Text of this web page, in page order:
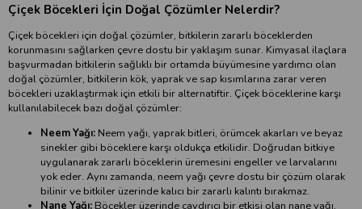
Çiçek Böcekleri İçin Doğal Çözümler Nelerdir?
Çiçek böcekleri için doğal çözümler, bitkilerin zararlı böceklerden
korunmasını sağlarken çevre dostu bir yaklaşım sunar. Kimyasal ilaçlara
başvurmadan bitkilerin sağlıklı bir ortamda büyümesine yardımcı olan
doğal çözümler, bitkilerin kök, yaprak ve sap kısımlarına zarar veren
böcekleri uzaklaştırmak için etkili bir alternatiftir. Çiçek böceklerine karşı
kullanılabilecek bazı doğal çözümler:
Neem Yağı: Neem yağı, yaprak bitleri, örümcek akarları ve beyaz
sinekler gibi böceklere karşı oldukça etkilidir. Doğrudan bitkiye
uygulanarak zararlı böceklerin üremesini engeller ve larvalarını
yok eder. Aynı zamanda, neem yağı çevre dostu bir çözüm olarak
bilinir ve bitkiler üzerinde kalıcı bir zararlı kalıntı bırakmaz.
Nane Yağı: Böcekler üzerinde caydırıcı bir etkisi olan nane yağı,